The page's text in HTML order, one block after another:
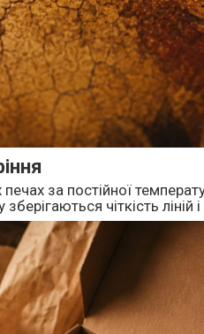
за постійної
чіткість ліній